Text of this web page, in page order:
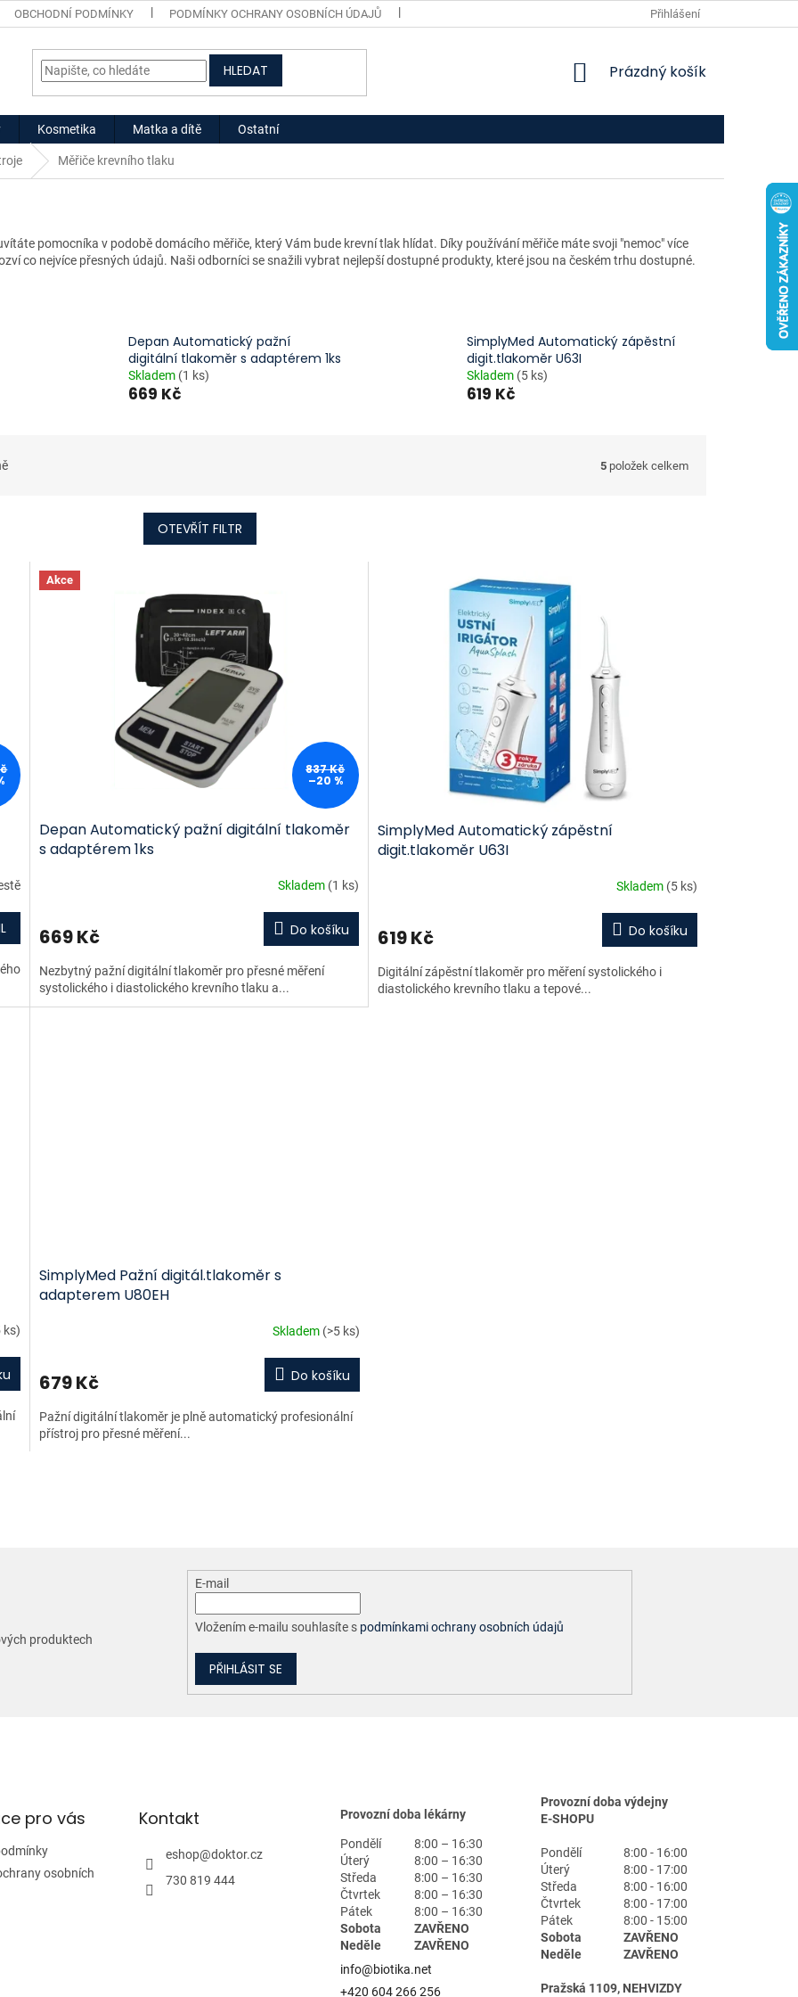
OBCHODNÍ PODMÍNKY PODMÍNKY OCHRANY OSOBNÍCH ÚDAJŮ Přihlášení
HLEDAT
NÁKUPNÍ
Prázdný košík
Kosmetika Matka a dítě Ostatní
Měřiče krevního tlaku
pomocníka v podobě domácího měřiče, který Vám bude krevní tlak hlídat. Díky používání měřiče máte svoji "nemoc" více
co nejvíce přesných údajů. Naši odborníci se snažili vybrat nejlepší dostupné produkty, které jsou na českém trhu dostupné.
Depan Automatický pažní
digitální tlakoměr s adaptérem 1ks
Skladem (1 ks)
669 Kč
SimplyMed Automatický zápěstní
digit.tlakoměr U63I
Skladem (5 ks)
619 Kč
5 položek celkem
OTEVŘÍT FILTR
Akce
837 Kč
–20 %
Depan Automatický pažní digitální tlakoměr
s adaptérem 1ks
Skladem (1 ks)
669 Kč Do košíku
Nezbytný pažní digitální tlakoměr pro přesné měření
systolického i diastolického krevního tlaku a...
SimplyMed Automatický zápěstní
digit.tlakoměr U63I
Skladem (5 ks)
619 Kč Do košíku
Digitální zápěstní tlakoměr pro měření systolického i
diastolického krevního tlaku a tepové...
ks)
SimplyMed Pažní digitál.tlakoměr s
adapterem U80EH
Skladem (>5 ks)
679 Kč Do košíku
Pažní digitální tlakoměr je plně automatický profesionální
přístroj pro přesné měření...
c
í
p
r
v
produktech
E-mail
Vložením e-mailu souhlasíte s podmínkami ochrany osobních údajů
PŘIHLÁSIT SE
pro vás
osobních
Kontakt
eshop@doktor.cz
730 819 444
Provozní doba lékárny
Pondělí
8:00 – 16:30
Úterý
8:00 – 16:30
Středa
8:00 – 16:30
Čtvrtek
8:00 – 16:30
Pátek
8:00 – 16:30
Sobota
ZAVŘENO
Neděle
ZAVŘENO
info@biotika.net
+420 604 266 256
Provozní doba výdejny
E-SHOPU
Pondělí
8:00 - 16:00
Úterý
8:00 - 17:00
Středa
8:00 - 16:00
Čtvrtek
8:00 - 17:00
Pátek
8:00 - 15:00
Sobota
ZAVŘENO
Neděle
ZAVŘENO
Pražská 1109, NEHVIZDY